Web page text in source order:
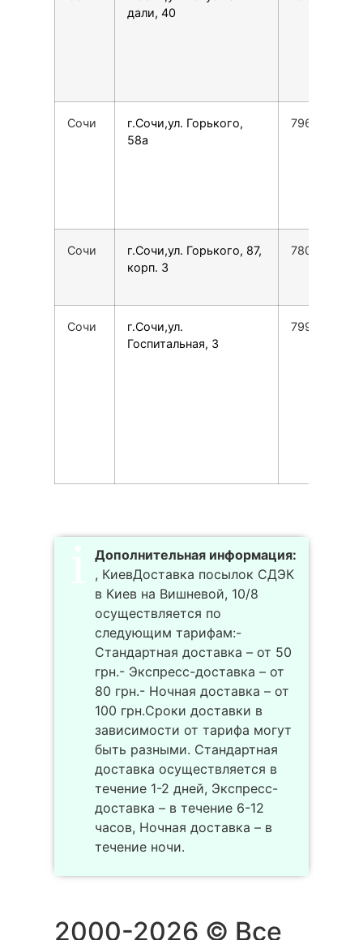
дали, 40
Сочи
г.Сочи,ул. Горького,
58а
Сочи
г.Сочи,ул. Горького, 87,
корп. 3
Сочи
г.Сочи,ул.
Госпитальная, 3
Дополнительная информация:
, КиевДоставка посылок СДЭК
в Киев на Вишневой, 10/8
осуществляется по
следующим тарифам:-
Стандартная доставка – от 50
грн.- Экспресс-доставка – от
80 грн.- Ночная доставка – от
100 грн.Сроки доставки в
зависимости от тарифа могут
быть разными. Стандартная
доставка осуществляется в
течение 1-2 дней, Экспресс-
доставка – в течение 6-12
часов, Ночная доставка – в
течение ночи.
2000-2026 © Все